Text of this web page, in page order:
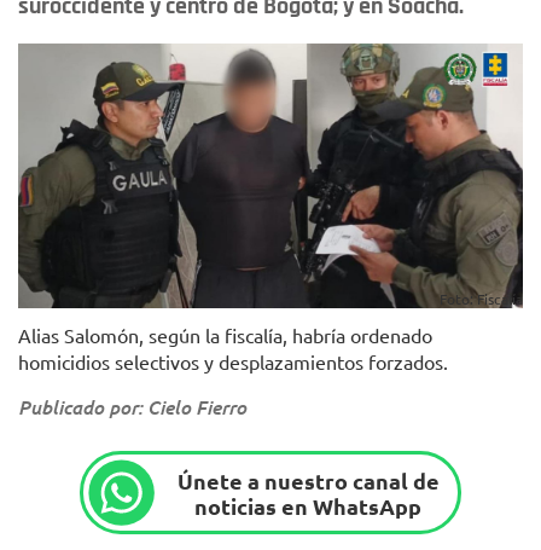
Foto: Fiscalía
Alias Salomón, según la fiscalía, habría ordenado
homicidios selectivos y desplazamientos forzados.
Publicado por: Cielo Fierro
Únete a nuestro canal de
noticias en WhatsApp